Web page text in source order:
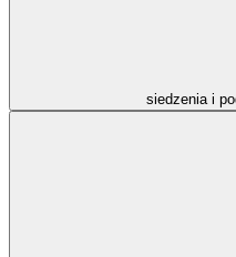
siedzenia i